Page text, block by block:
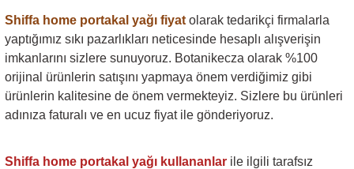
Shiffa home portakal yağı fiyat olarak tedarikçi firmalarla
yaptığımız sıkı pazarlıkları neticesinde hesaplı alışverişin
imkanlarını sizlere sunuyoruz. Botanikecza olarak %100
orijinal ürünlerin satışını yapmaya önem verdiğimiz gibi
ürünlerin kalitesine de önem vermekteyiz. Sizlere bu ürünleri
adınıza faturalı ve en ucuz fiyat ile gönderiyoruz.
Shiffa home portakal yağı kullananlar ile ilgili tarafsız